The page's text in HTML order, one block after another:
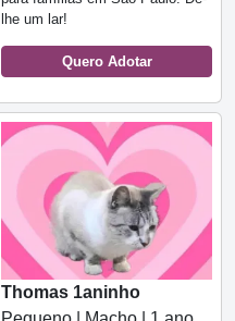
lhe um lar!
Quero Adotar
Thomas 1aninho